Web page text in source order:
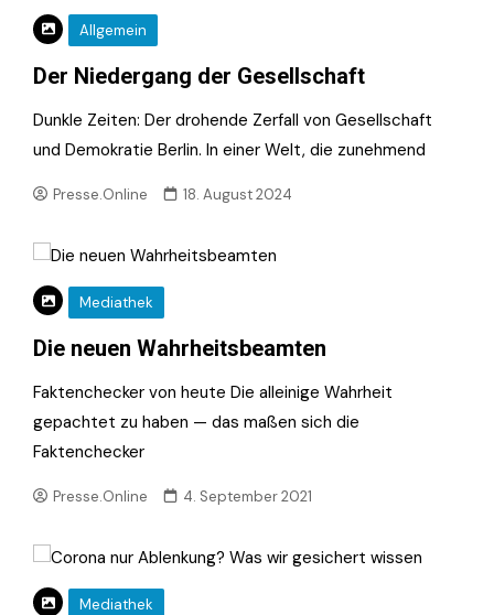
Allgemein
Der Niedergang der Gesellschaft
Dunkle Zeiten: Der drohende Zerfall von Gesellschaft
und Demokratie Berlin. In einer Welt, die zunehmend
Presse.Online 18. August 2024
Mediathek
Die neuen Wahrheitsbeamten
Faktenchecker von heute Die alleinige Wahrheit
gepachtet zu haben — das maßen sich die
Faktenchecker
Presse.Online 4. September 2021
Mediathek